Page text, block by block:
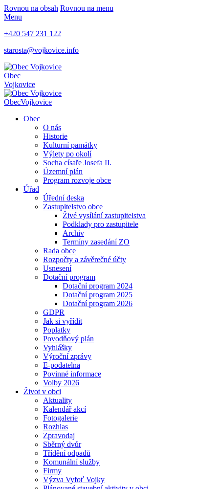
Rovnou na obsah Rovnou na menu
Menu
+420 547 231 122
starosta@vojkovice.info
Obec
Vojkovice
ObecVojkovice
Obec
O nás
Historie
Kulturní památky
Výlety po okolí
Socha císaře Josefa II.
Územní plán
Program rozvoje obce
Úřad
Úřední deska
Zastupitelstvo obce
Živé vysílání zastupitelstva
Podklady pro zastupitele
Archiv
Termíny zasedání ZO
Rada obce
Rozpočty a závěrečné účty
Usnesení
Dotační program
Dotační program 2024
Dotační program 2025
Dotační program 2026
GDPR
Jak si vyřídit
Poplatky
Povodňový plán
Vyhlášky
Výroční zprávy
E-podatelna
Povinné informace
Volby 2026
Život v obci
Aktuality
Kalendář akcí
Fotogalerie
Rozhlas
Zpravodaj
Sběrný dvůr
Třídění odpadů
Komunální služby
Firmy
Výzva Vyfoť Vojky